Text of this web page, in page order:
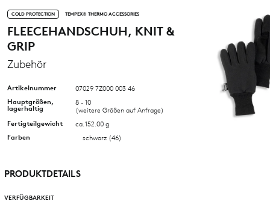
COLD PROTECTION TEMPEX® THERMO ACCESSORIES
FLEECEHANDSCHUH, KNIT &
GRIP
Zubehör
Artikelnummer
07029 7Z000 003 46
Hauptgrößen,
lagerhaltig
8 - 10
(weitere Größen auf Anfrage)
Fertigteilgewicht
ca. 152.00 g
Farben
schwarz (46)
PRODUKTDETAILS
VERFÜGBARKEIT